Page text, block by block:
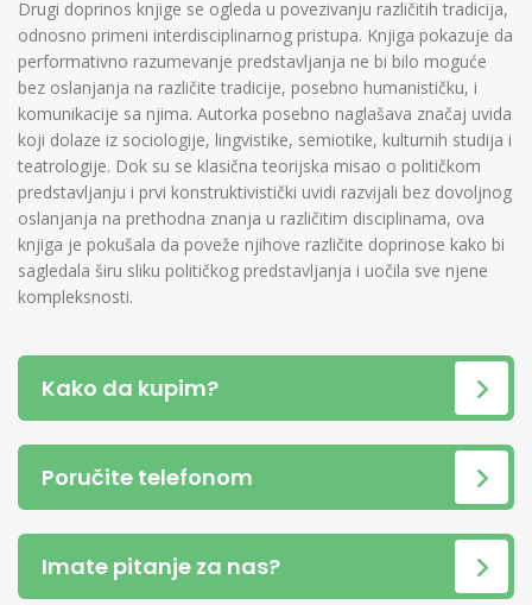
Drugi doprinos knjige se ogleda u povezivanju različitih tradicija,
odnosno primeni interdisciplinarnog pristupa. Knjiga pokazuje da
performativno razumevanje predstavljanja ne bi bilo moguće
bez oslanjanja na različite tradicije, posebno humanističku, i
komunikacije sa njima. Autorka posebno naglašava značaj uvida
koji dolaze iz sociologije, lingvistike, semiotike, kulturnih studija i
teatrologije. Dok su se klasična teorijska misao o političkom
predstavljanju i prvi konstruktivistički uvidi razvijali bez dovoljnog
oslanjanja na prethodna znanja u različitim disciplinama, ova
knjiga je pokušala da poveže njihove različite doprinose kako bi
sagledala širu sliku političkog predstavljanja i uočila sve njene
kompleksnosti.
Kako da kupim?
Poručite telefonom
Imate pitanje za nas?